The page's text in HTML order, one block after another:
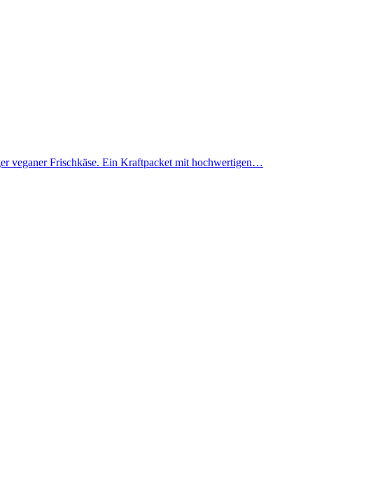
veganer Frischkäse. Ein Kraftpacket mit hochwertigen…